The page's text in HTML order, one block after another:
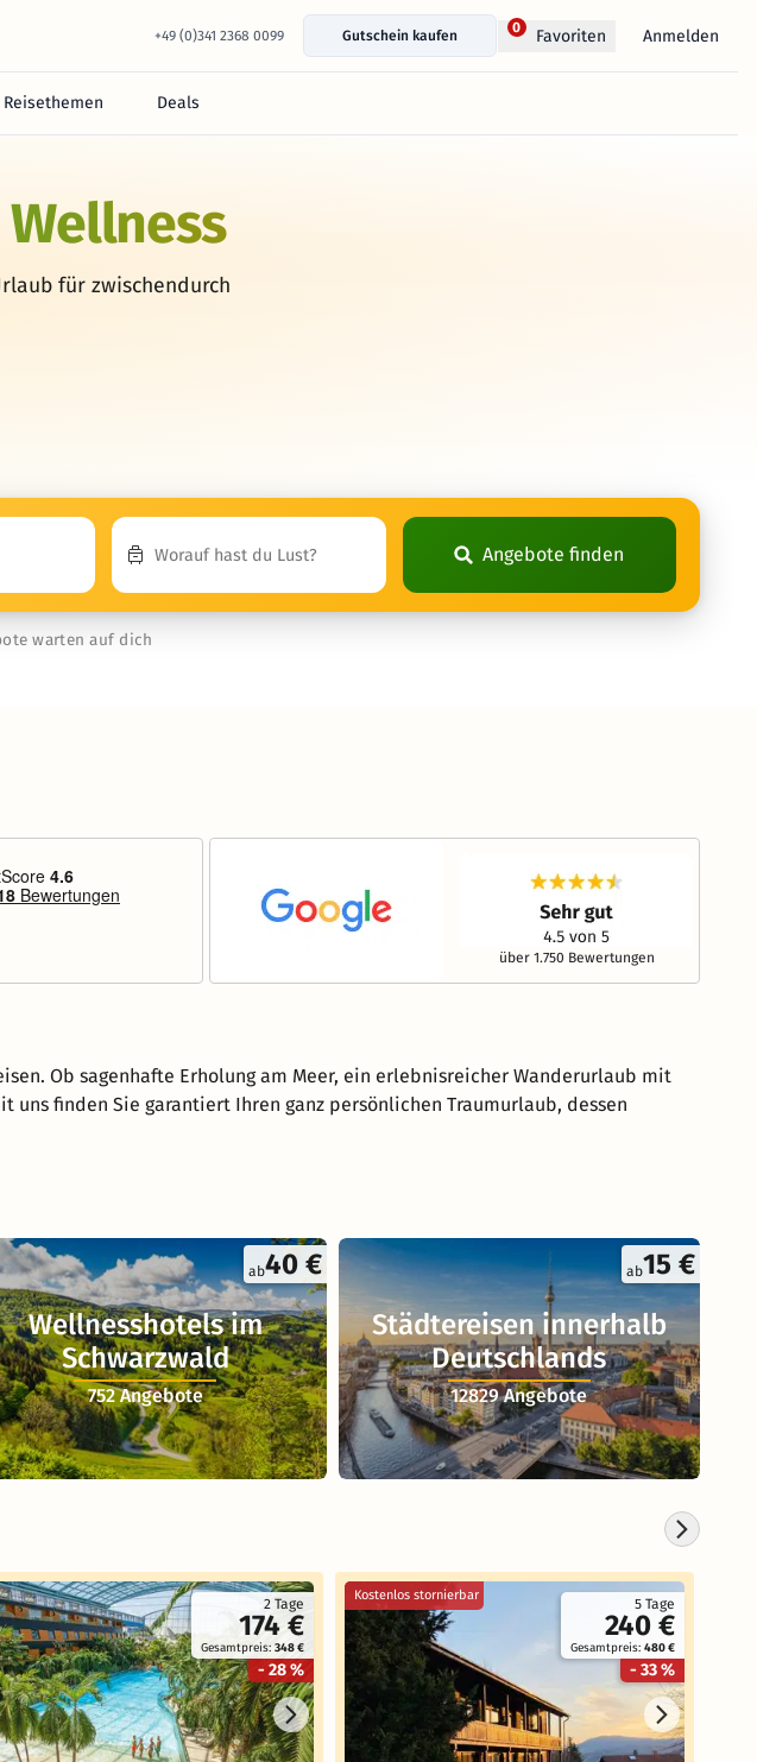
+49 (0)341 2368 0099 Gutschein kaufen
0 Favoriten Anmelden
Deals
für zwischendurch
Angebote finden
warten auf dich
über 1.750 Bewertungen
Ob sagenhafte Erholung am Meer, ein erlebnisreicher Wanderurlaub mit
finden Sie garantiert Ihren ganz persönlichen Traumurlaub, dessen
ab40 €
Wellnesshotels im
Schwarzwald
752 Angebote
ab15 €
Städtereisen innerhalb
Deutschlands
12829 Angebote
2 Tage
174 €
Gesamtpreis: 348 €
- 28 %
5 Tage
240 €
Gesamtpreis: 480 €
- 33 %
Kostenlos stornierbar